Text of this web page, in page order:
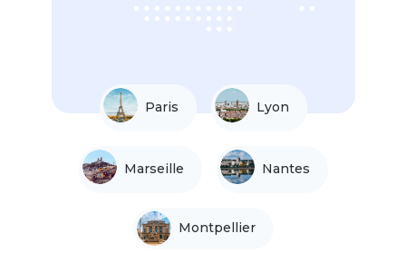
Paris Lyon
Marseille Nantes
Montpellier